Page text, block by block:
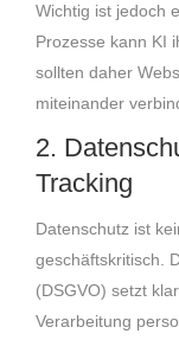
Wichtig ist jedoch
Prozesse kann KI
sollten daher
miteinander
2.
Tracking
Datenschutz ist
geschäftskritisch.
(DSGVO) setzt
Verarbeitung